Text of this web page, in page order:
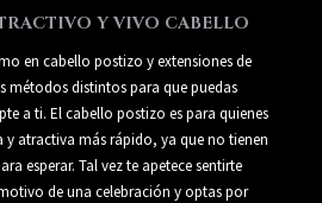
Y VIVO CABELLO
en cabello postizo y extensiones de
métodos distintos para que puedas
a ti. El cabello postizo es para quienes
y atractiva más rápido, ya que no tienen
esperar. Tal vez te apetece sentirte
de una celebración y optas por